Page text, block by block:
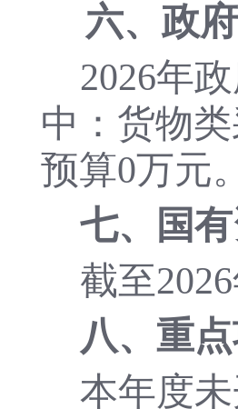
六、政
2026年
中：货物
预算0万元。
七、
国
截至2026
八、 重
本年度